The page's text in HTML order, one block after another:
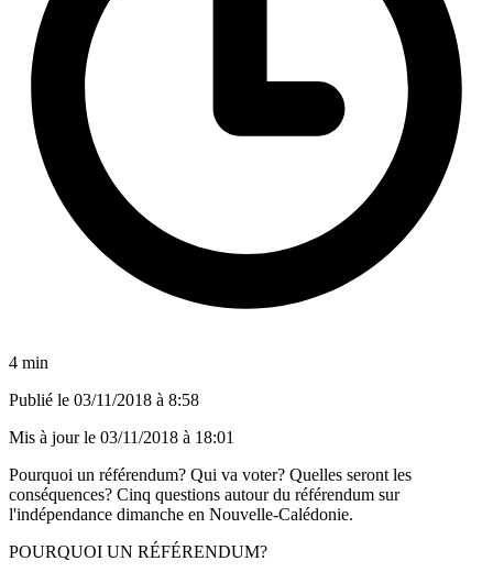
4 min
Publié le 03/11/2018 à 8:58
Mis à jour le 03/11/2018 à 18:01
Pourquoi un référendum? Qui va voter? Quelles seront les
conséquences? Cinq questions autour du référendum sur
l'indépendance dimanche en Nouvelle-Calédonie.
POURQUOI UN RÉFÉRENDUM?